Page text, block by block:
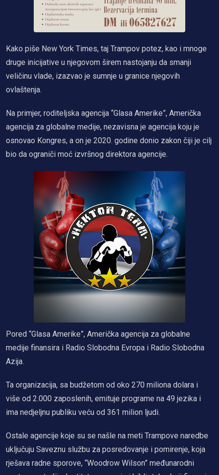
Kako piše New York Times, taj Trampov potez, kao i mnoge
druge inicijative u njegovom širem nastojanju da smanji
veličinu vlade, izazvao je sumnje u granice njegovih
ovlaštenja.
Na primjer, roditeljska agencija “Glasa Amerike”, Američka
agencija za globalne medije, nezavisna je agencija koju je
osnovao Kongres, a on je 2020. godine donio zakon čiji je cilj
bio da ograniči moć izvršnog direktora agencije.
Pored “Glasa Amerike”, Američka agencija za globalne
medije finansira i Radio Slobodna Evropa i Radio Slobodna
Azija.
Ta organizacija, sa budžetom od oko 270 miliona dolara i
više od 2.000 zaposlenih, emituje programe na 49 jezika i
ima nedjeljnu publiku veću od 361 milion ljudi.
Ostale agencije koje su se našle na meti Trampove naredbe
uključuju Saveznu službu za posredovanje i pomirenje, koja
rješava radne sporove, “Woodrow Wilson” međunarodni